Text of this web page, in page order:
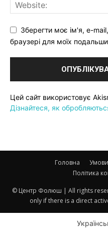
Зберегти моє ім'я, e-
браузері для моїх
Цей сайт використовує
Дізнайтеся, як
Головна
Політика
© Центр Фолюш | All rights
only if there is a direct